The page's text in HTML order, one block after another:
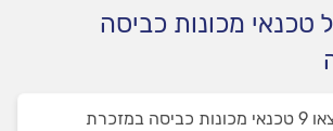
טכנאי מכונות כביסה
באתר שלנו תמצאו 9 טכנאי מכונות כביסה במזכרת